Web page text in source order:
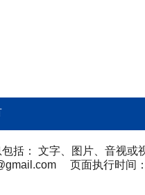
括： 文字、图片、音视或
页面执行时间